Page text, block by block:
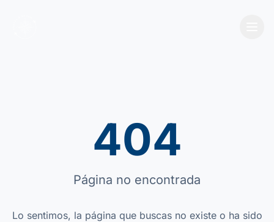
404
Página no encontrada
Lo sentimos, la página que buscas no existe o ha sido